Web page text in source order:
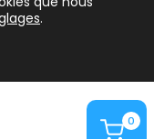
0
.
cookies GDPR